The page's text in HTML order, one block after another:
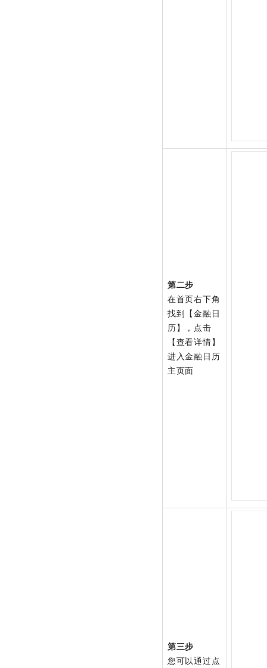
第二步
在首页右下角
找到【金融日
历】，点击
【查看详情】
进入金融日历
主页面
第三步
您可以通过点